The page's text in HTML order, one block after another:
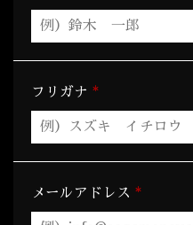
フリガナ *
メールアドレス *